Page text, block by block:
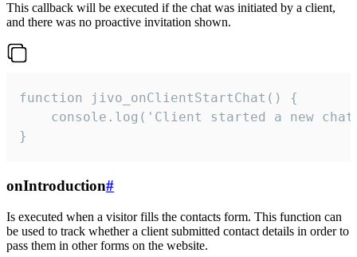
This callback will be executed if the chat was initiated by a client,
and there was no proactive invitation shown.
function jivo_onClientStartChat() {
console.log('Client started a new
}
onIntroduction#
Is executed when a visitor fills the contacts form. This function can
be used to track whether a client submitted contact details in order to
pass them in other forms on the website.